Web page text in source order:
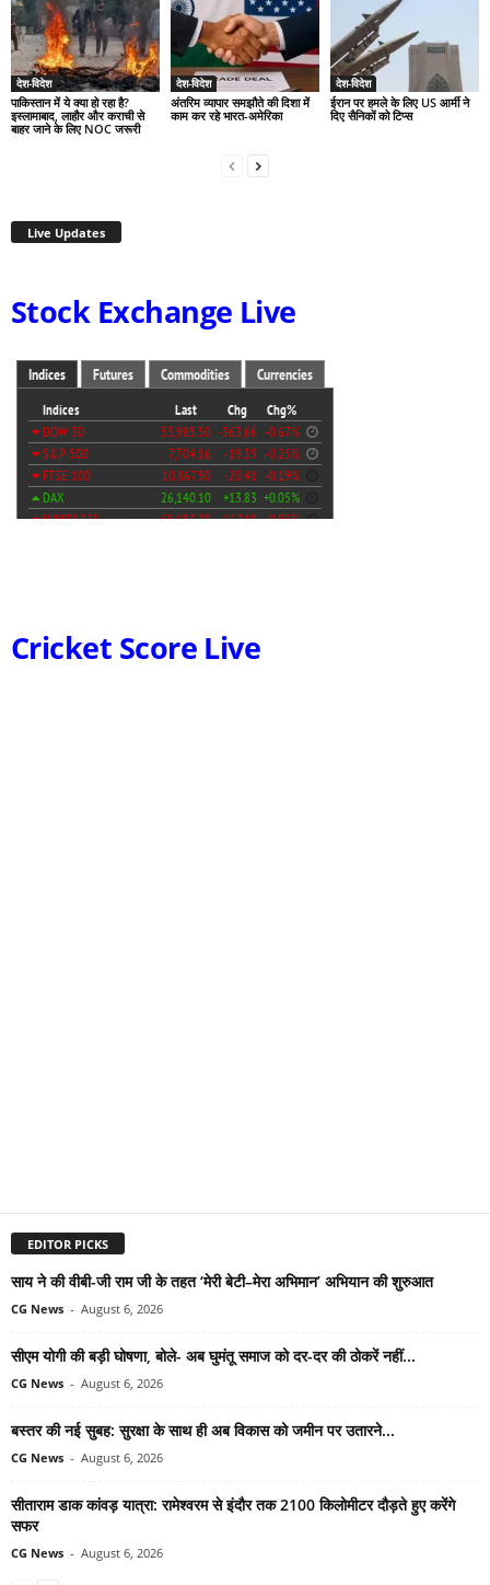
देश-विदेश
पाकिस्तान में ये क्या हो रहा है?
इस्लामाबाद, लाहौर और कराची से
बाहर जाने के लिए NOC जरूरी
देश-विदेश
अंतरिम व्यापार समझौते की दिशा में
काम कर रहे भारत-अमेरिका
देश-विदेश
ईरान पर हमले के लिए US आर्मी ने
दिए सैनिकों को टिप्स
Live Updates
Stock Exchange Live
Cricket Score Live
EDITOR PICKS
साय ने की वीबी-जी राम जी के तहत ‘मेरी बेटी–मेरा अभिमान’ अभियान की शुरुआत
CG News - August 6, 2026
सीएम योगी की बड़ी घोषणा, बोले- अब घुमंतू समाज को दर-दर की ठोकरें नहीं...
CG News - August 6, 2026
बस्तर की नई सुबह: सुरक्षा के साथ ही अब विकास को जमीन पर उतारने...
CG News - August 6, 2026
सीताराम डाक कांवड़ यात्रा: रामेश्वरम से इंदौर तक 2100 किलोमीटर दौड़ते हुए करेंगे
सफर
CG News - August 6, 2026